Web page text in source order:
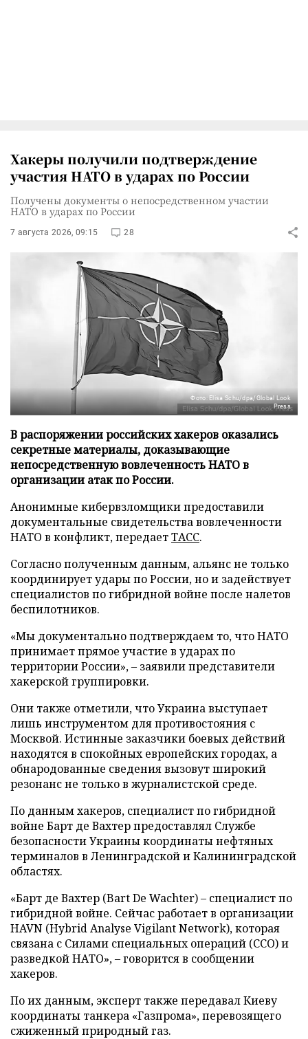
Хакеры получили подтверждение
участия НАТО в ударах по России
Получены документы о непосредственном участии
НАТО в ударах по России
7 августа 2026, 09:15 28
Фото: Elisa Schu/dpa/Global Look
Press
В распоряжении российских хакеров оказались
секретные материалы, доказывающие
непосредственную вовлеченность НАТО в
организации атак по России.
Анонимные кибервзломщики предоставили
документальные свидетельства вовлеченности
НАТО в конфликт, передаетТАСС.
Согласно полученным данным, альянс не только
координирует удары по России, но и задействует
специалистов по гибридной войне после налетов
беспилотников.
«Мы документально подтверждаем то, что НАТО
принимает прямое участие в ударах по
территории России», – заявили представители
хакерской группировки.
Они также отметили, что Украина выступает
лишь инструментом для противостояния с
Москвой. Истинные заказчики боевых действий
находятся в спокойных европейских городах, а
обнародованные сведения вызовут широкий
резонанс не только в журналистской среде.
По данным хакеров, специалист по гибридной
войне Барт де Вахтер предоставлял Службе
безопасности Украины координаты нефтяных
терминалов в Ленинградской и Калининградской
областях.
«Барт де Вахтер (Bart De Wachter) – специалист по
гибридной войне. Сейчас работает в организации
HAVN (Hybrid Analyse Vigilant Network), которая
связана с Силами специальных операций (ССО) и
разведкой НАТО», – говорится в сообщении
хакеров.
По их данным, эксперт также передавал Киеву
координаты танкера «Газпрома», перевозящего
сжиженный природный газ.